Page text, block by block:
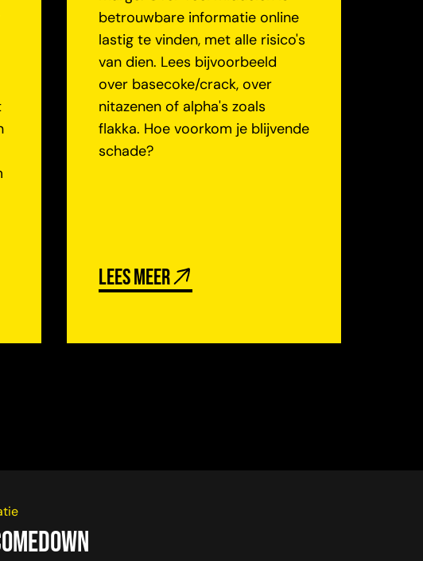
betrouwbare informatie online
lastig te vinden, met alle risico's
van dien. Lees bijvoorbeeld
over basecoke/crack, over
nitazenen of alpha's zoals
flakka. Hoe voorkom je blijvende
schade?
lees meer